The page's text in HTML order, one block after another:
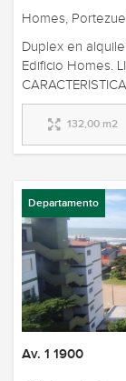
Homes,
Duplex en
Edificio Homes.
132,00 m2
Departamento
Av. 1 1900